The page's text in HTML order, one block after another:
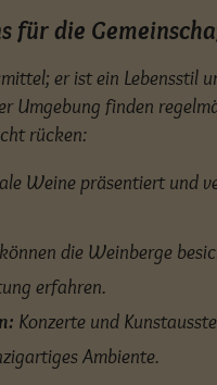
für die
er ist ein Lebensstil
Umgebung finden
rücken:
Weine präsentiert und
die Weinberge
erfahren.
Konzerte und
Ambiente.